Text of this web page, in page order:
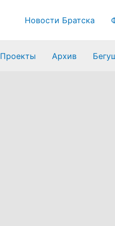
Новости Братска
Проекты Архив